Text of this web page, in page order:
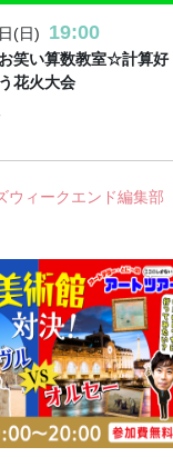
(日) 19:00
笑い算数教室☆計算好
花火大会
ウィークエンド編集部